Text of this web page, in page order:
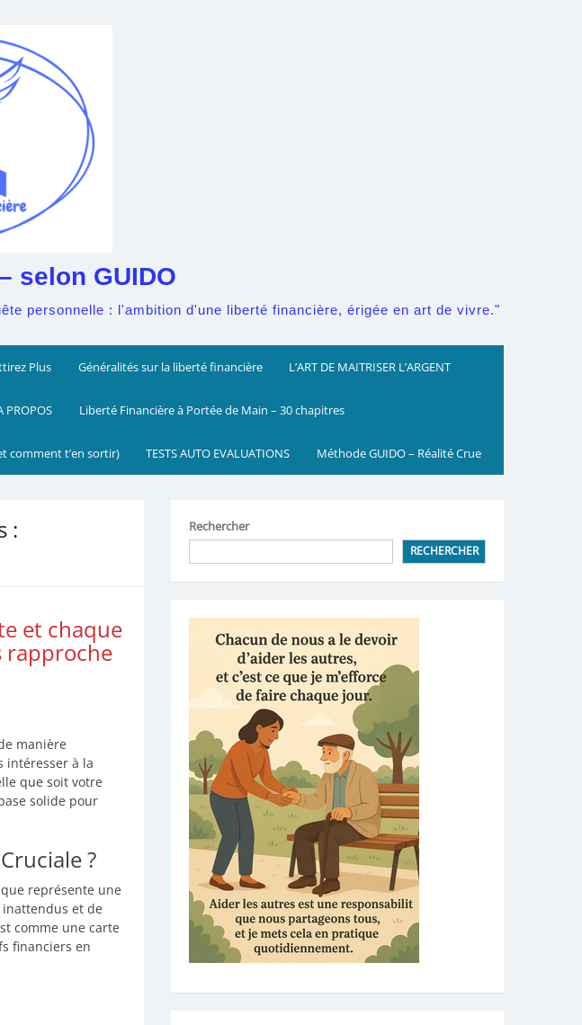
selon GUIDO
personnelle : l'ambition d'une liberté financière, érigée en art de vivre."
Plus Généralités sur la liberté financière L’ART DE MAITRISER L’ARGENT
PROPOS Liberté Financière à Portée de Main – 30 chapitres
comment t’en sortir) TESTS AUTO EVALUATIONS Méthode GUIDO – Réalité Crue
:
et chaque
rapproche
manière
intéresser à la
que soit votre
solide pour
?
représente une
et de
comme une carte
financiers en
Rechercher
RECHERCHER